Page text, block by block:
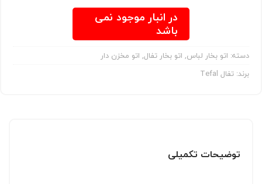
در انبار موجود نمی
باشد
دسته: اتو بخار لباس, اتو بخار تفال, اتو مخزن دار
برند: تفال Tefal
توضیحات تکمیلی